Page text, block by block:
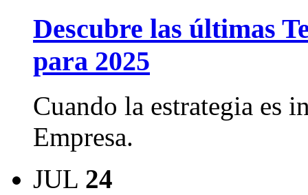
Descubre las últimas
para 2025
Cuando la estrategia es
Empresa.
JUL 24